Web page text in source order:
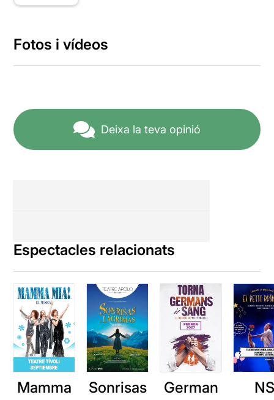
Fotos i vídeos
Deixa la teva opinió
Espectacles relacionats
Mamma
Sonrisas
German
NS